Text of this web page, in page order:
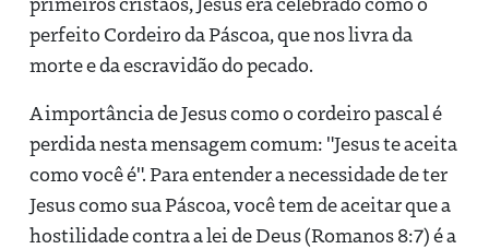
perfeito Cordeiro da Páscoa, que nos livra da
morte e da escravidão do pecado.
A importância de Jesus como o cordeiro pascal é
perdida nesta mensagem comum: "Jesus te aceita
como você é". Para entender a necessidade de ter
Jesus como sua Páscoa, você tem de aceitar que a
hostilidade contra a lei de Deus (Romanos 8:7) é a